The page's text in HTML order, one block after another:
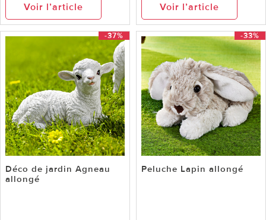
Voir l’article Voir l’article
-37%
Déco de jardin Agneau
allongé
-33%
Peluche Lapin allongé